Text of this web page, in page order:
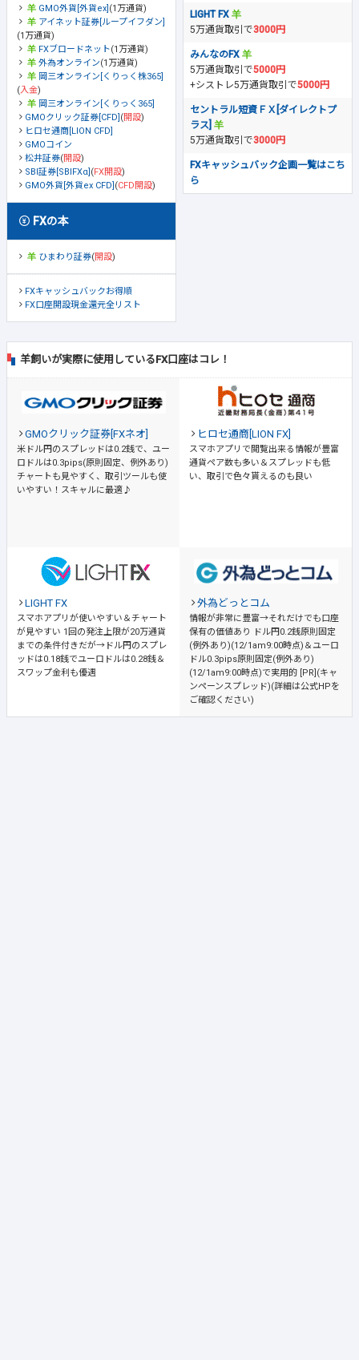
GMO外貨[外貨ex] (1万通貨)
アイネット証券[ループイフダン]
(1万通貨)
FXブロードネット(1万通貨)
外為オンライン(1万通貨)
岡三オンライン[くりっく株365]
(入金)
岡三オンライン[くりっく365]
GMOクリック証券[CFD] (開設)
ヒロセ通商[LION CFD]
GMOコイン
松井証券(開設)
SBI証券[SBIFXα] (FX開設)
GMO外貨[外貨ex CFD] (CFD開設)
FXの本
ひまわり証券(開設)
FXキャッシュバックお得順
FX口座開設現金還元全リスト
LIGHT FX
5万通貨取引で3000円
みんなのFX
5万通貨取引で5000円
+シストレ5万通貨取引で5000円
セントラル短資ＦＸ[ダイレクトプ
ラス]
5万通貨取引で3000円
FXキャッシュバック企画一覧はこち
ら
羊飼いが実際に使用しているFX口座はコレ！
GMOクリック証券[FXネオ]
米ドル円のスプレッドは0.2銭で、ユー
ロドルは0.3pips(原則固定、例外あり)
チャートも見やすく、取引ツールも使
いやすい！スキャルに最適♪
ヒロセ通商[LION FX]
スマホアプリで閲覧出来る情報が豊富
通貨ペア数も多い＆スプレッドも低
い、取引で色々貰えるのも良い
LIGHT FX
スマホアプリが使いやすい＆チャート
が見やすい 1回の発注上限が20万通貨
までの条件付きだが→ドル円のスプレ
ッドは0.18銭でユーロドルは0.28銭＆
スワップ金利も優遇
外為どっとコム
情報が非常に豊富→それだけでも口座
保有の価値あり
ドル円0.2銭原則固定
(例外あり)(12/1am9:00時点)＆ユーロ
ドル0.3pips原則固定(例外あり)
(12/1am9:00時点)で実用的 [PR](キャ
ンペーンスプレッド)(詳細は公式HPを
ご確認ください)